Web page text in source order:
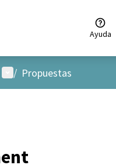
Ayuda
Menú de usuario
/ Propuestas